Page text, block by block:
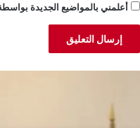
أعلمني بالمواضيع الجديدة بواسطة
الشمال